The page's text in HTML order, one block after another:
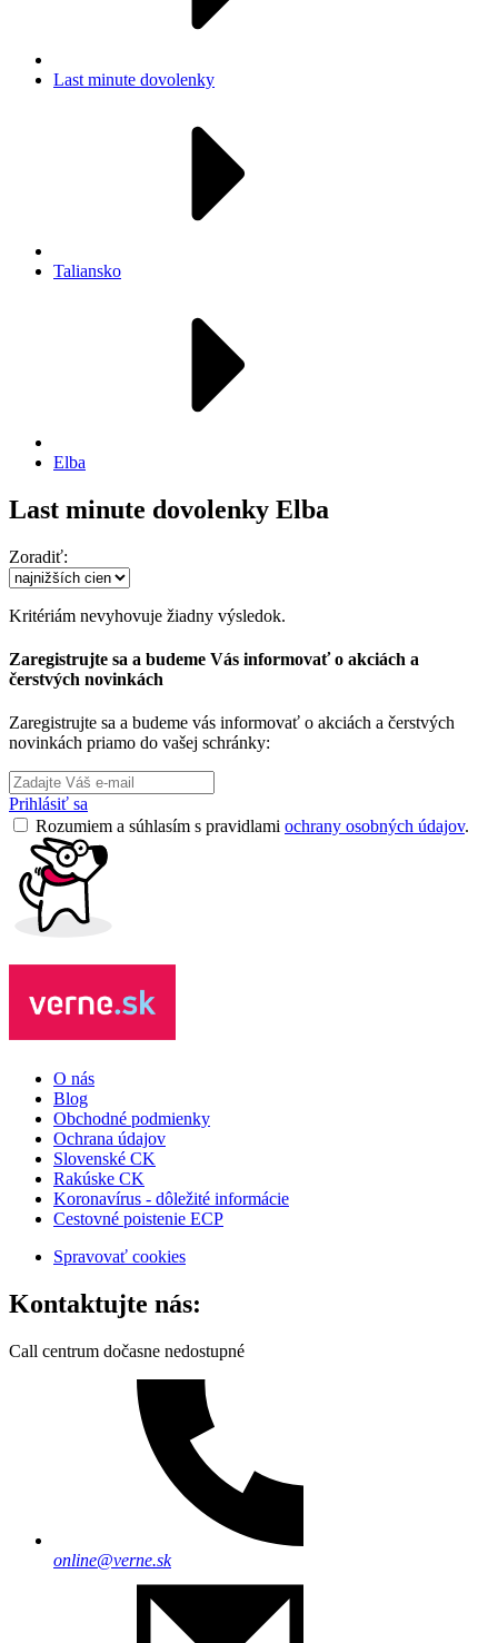
Last minute dovolenky
Taliansko
Elba
Last minute dovolenky Elba
Zoradiť:
Kritériám nevyhovuje žiadny výsledok.
Zaregistrujte sa a budeme Vás informovať o akciách a
čerstvých novinkách
Zaregistrujte sa a budeme vás informovať o akciách a čerstvých
novinkách priamo do vašej schránky:
Prihlásiť sa
Rozumiem a súhlasím s pravidlami ochrany osobných údajov.
O nás
Blog
Obchodné podmienky
Ochrana údajov
Slovenské CK
Rakúske CK
Koronavírus - dôležité informácie
Cestovné poistenie ECP
Spravovať cookies
Kontaktujte nás:
Call centrum dočasne nedostupné
online@verne.sk